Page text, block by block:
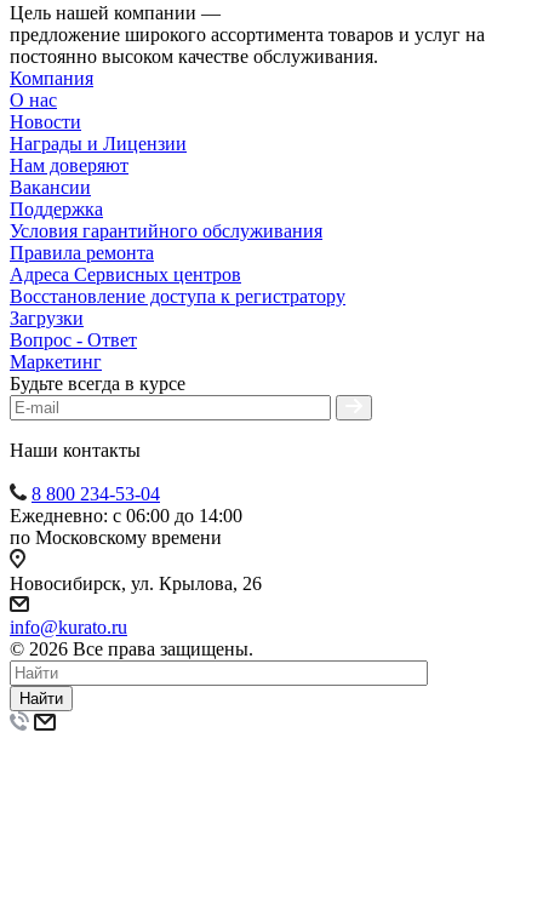
Цель нашей компании —
предложение широкого ассортимента товаров и услуг на
постоянно высоком качестве обслуживания.
Компания
О нас
Новости
Награды и Лицензии
Нам доверяют
Вакансии
Поддержка
Условия гарантийного обслуживания
Правила ремонта
Адреса Сервисных центров
Восстановление доступа к регистратору
Загрузки
Вопрос - Ответ
Маркетинг
Будьте всегда в курсе
Наши контакты
8 800 234-53-04
Ежедневно: с 06:00 до 14:00
по Московскому времени
Новосибирск, ул. Крылова, 26
info@kurato.ru
© 2026 Все права защищены.
Найти